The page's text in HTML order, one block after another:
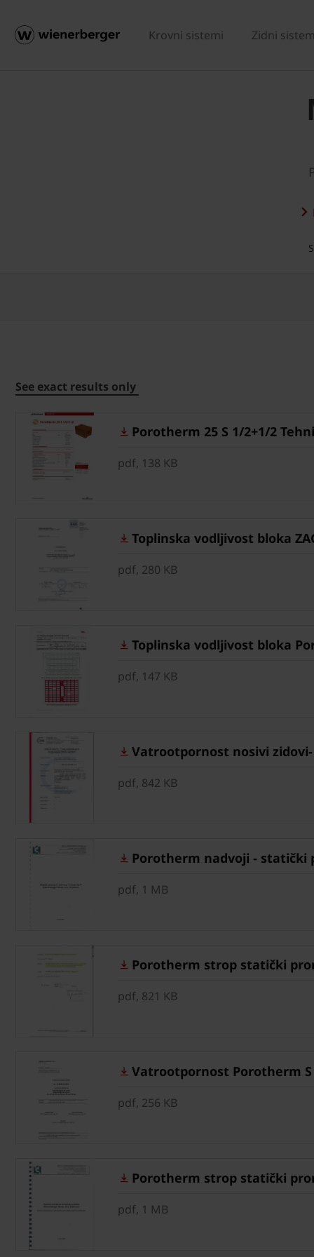
Krovni sistemi Zidni
See exact results only
Porotherm 25 S 1/2+1/2
pdf, 138 KB
Toplinska vodljivost bloka
pdf, 280 KB
Toplinska vodljivost bloka
pdf, 147 KB
Vatrootpornost nosivi zidovi-
pdf, 842 KB
Porotherm nadvoji - statički
pdf, 1 MB
Porotherm strop statički
pdf, 821 KB
Vatrootpornost Porotherm S
pdf, 256 KB
Porotherm strop statički
pdf, 1 MB